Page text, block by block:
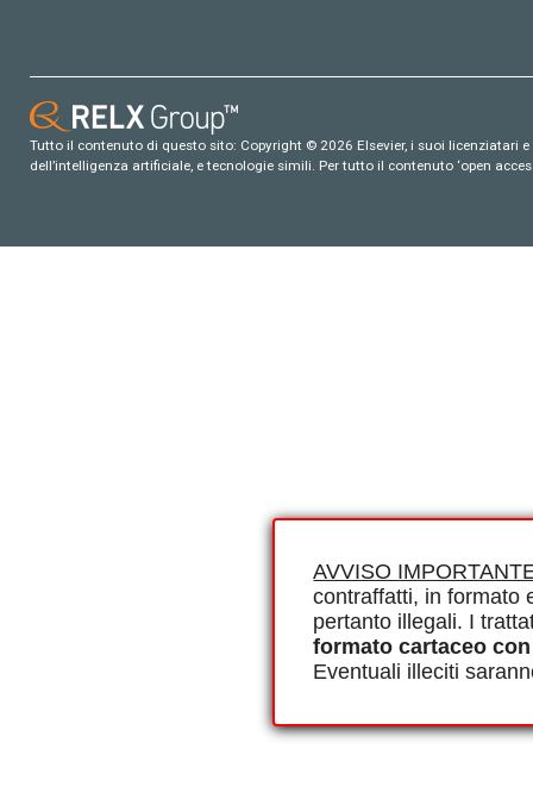
AVVISO
contraffatti, in formato
pertanto illegali. I
formato cartaceo
Eventuali illeciti
Tutto il contenuto di questo sito: Copyright © 2026 Elsevier, i suoi
dell’intelligenza artificiale, e tecnologie simili. Per tutto il contenuto ‘open